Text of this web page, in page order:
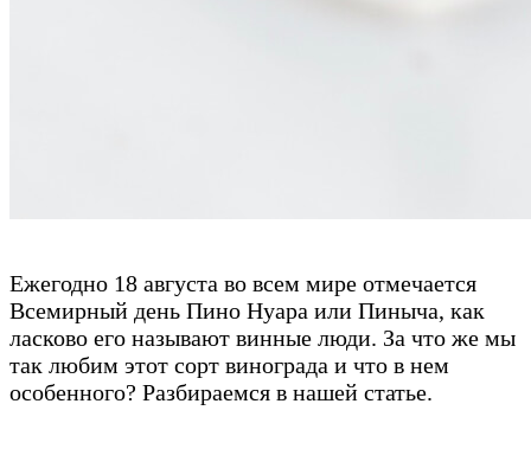
Ежегодно 18 августа во всем мире отмечается
Всемирный день Пино Нуара или Пиныча, как
ласково его называют винные люди. За что же мы
так любим этот сорт винограда и что в нем
особенного? Разбираемся в нашей статье.